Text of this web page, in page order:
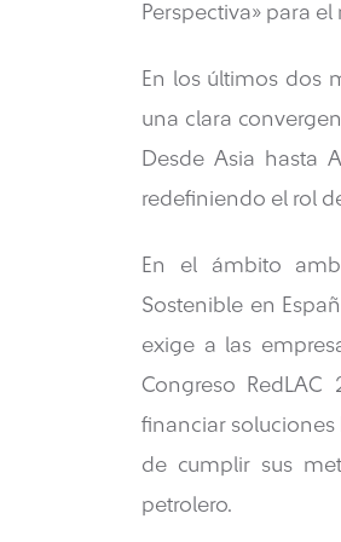
Perspectiva» para
​En los últimos dos
una clara
Desde Asia hasta
redefiniendo el rol
En el ámbito
Sostenible en
exige a las
Congreso
financiar soluciones
de cumplir sus
petrolero.